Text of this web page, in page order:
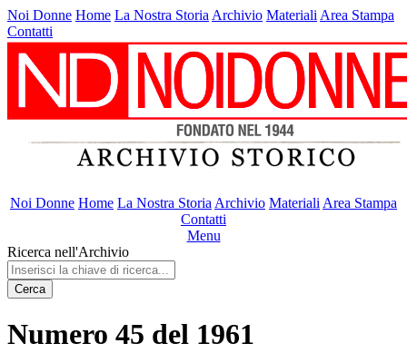
Noi Donne Home La Nostra Storia Archivio Materiali Area Stampa
Contatti
Noi Donne Home La Nostra Storia Archivio Materiali Area Stampa
Contatti
Menu
Ricerca nell'Archivio
Cerca
Numero 45 del 1961